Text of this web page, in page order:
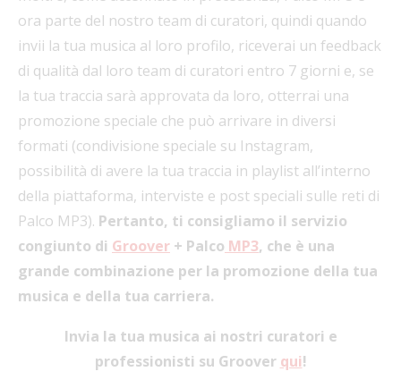
ora parte del nostro team di curatori, quindi quando
invii la tua musica al loro profilo, riceverai un feedback
di qualità dal loro team di curatori entro 7 giorni e, se
la tua traccia sarà approvata da loro, otterrai una
promozione speciale che può arrivare in diversi
formati (condivisione speciale su Instagram,
possibilità di avere la tua traccia in playlist all’interno
della piattaforma, interviste e post speciali sulle reti di
Palco MP3). Pertanto, ti consigliamo il servizio
congiunto di Groover + Palco MP3, che è una
grande combinazione per la promozione della tua
musica e della tua carriera.
Invia la tua musica ai nostri curatori e
professionisti su Groover qui!